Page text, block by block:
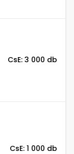
CsE: 3 000 db
CsE: 1 000 db